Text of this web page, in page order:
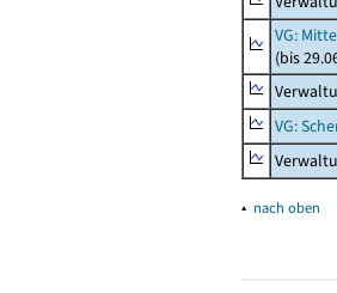
VG:
(bis
VG:
▴ nach oben